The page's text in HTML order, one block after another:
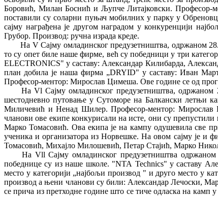
Боровић, Милан Боснић и Љупче Литајковски. Професор-
поставили су соларни пуњач мобилних у парку у
сајму награђена је другом наградом у конкуренцији
Грубор. Производ: ручна израда креде.
На V Сајму омладинског предузетништва, одржаном
то су опет биле наше фирме, већ су победници у три
ELECTRONICS" у саставу: Александар Килибарда,
план добила је наша фирма „DRYID" у саставу: Иван
Професор-ментор: Мирослав Цимеша. Ове године се од
На Vl Сајму омладинског предузетништва,
шестодневно путовање у Сутоморе на Балкански летњи
Миличевић и Ненад Шилер. Професор-ментор: Мирослав
чланови ове екипе конкурисали на исте, они су
Марко Томасовић. Ова екипа је на кампу одушевила све
ученика и организатора из Норвешке. На овом сајму је
Томасовић, Михајло Милошевић, Петар Стајић, Марко
На Vll Сајму омладинског предузетништва
победнице су из наше школе. "NТА Technics" у саставу
место у категорији „најбољи производ " и друго место у
производ а њени чланови су били: Александар Лечоски,
се прича из претходне године што се тиче одласка на